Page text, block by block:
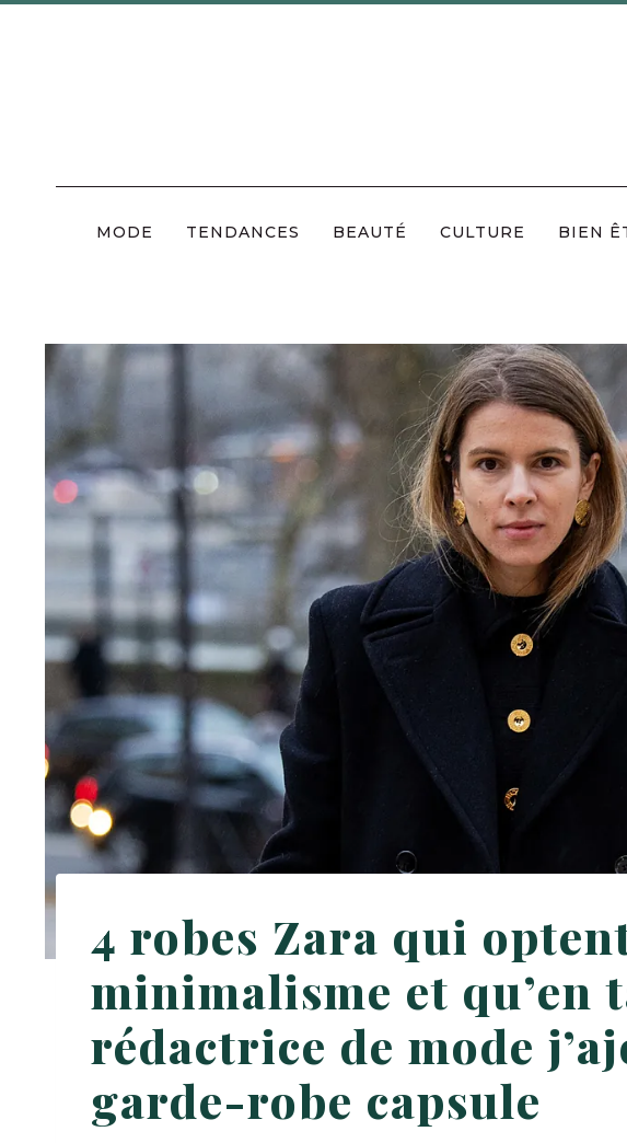
MODE TENDANCES BEAUTÉ CULTURE BIEN
4 robes Zara qui
minimalisme et qu’en
rédactrice de mode
garde-robe capsule